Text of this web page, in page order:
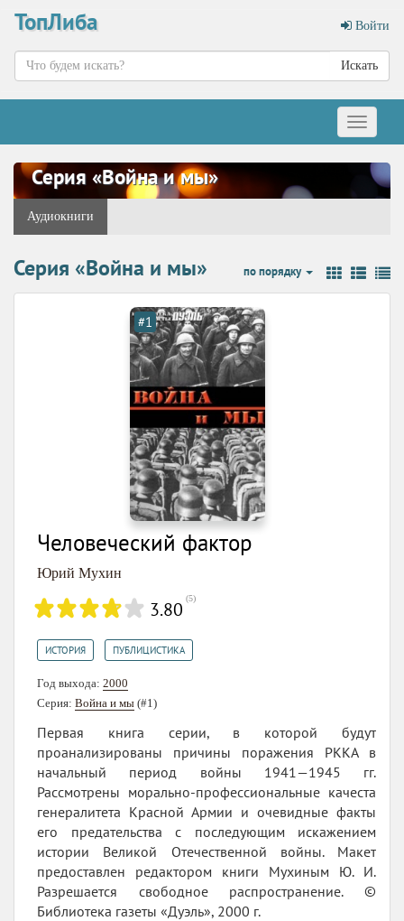
ТопЛиба Войти
Искать
Меню
Серия «Война и мы»
Аудиокниги
Серия «Война и мы» по порядку
#1
Человеческий фактор
Юрий Мухин
3.80 (5)
ИСТОРИЯ ПУБЛИЦИСТИКА
Год выхода: 2000
Серия: Война и мы (#1)
Первая книга серии, в которой будут
проанализированы причины поражения РККА в
начальный период войны 1941—1945 гг.
Рассмотрены морально-профессиональные качеста
генералитета Красной Армии и очевидные факты
его предательства с последующим искажением
истории Великой Отечественной войны. Макет
предоставлен редактором книги Мухиным Ю. И.
Разрешается свободное распространение. ©
Библиотека газеты «Дуэль», 2000 г.